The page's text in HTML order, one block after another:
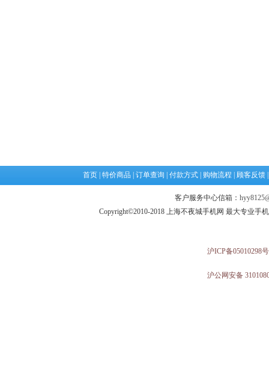
首页 特价商品 订单查询 付款方式 购物流程 顾客反馈
客户服务中心信箱：
Copyright©2010-2018 上海不夜城手机网 最大专业手
沪ICP备05010298号
沪公网安备